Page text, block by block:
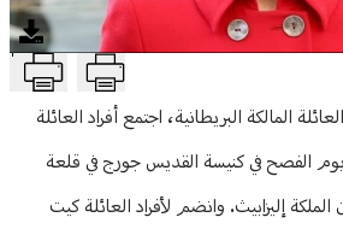
ملكية أثناء ظهورها في يوم الفصح T
المالكة البريطانية، اجتمع أفراد العائلة
الفصح في كنيسة القديس جورج في قلعة
إليزابيث. وانضم لأفراد العائلة كيت